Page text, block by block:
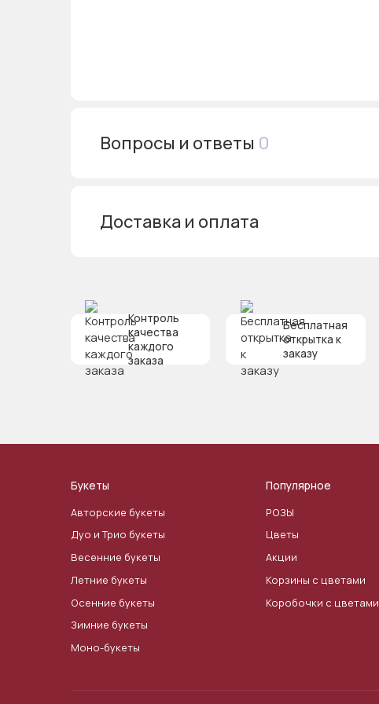
Вопросы и ответы 0
Доставка и оплата
Контроль
качества
каждого
заказа
Бесплатная
открытка к
заказу
Букеты
Авторские букеты
Дуо и Трио букеты
Весенние букеты
Летние букеты
Осенние букеты
Зимние букеты
Моно-букеты
Популярное
РОЗЫ
Цветы
Акции
Корзины с цветами
Коробочки с цветами